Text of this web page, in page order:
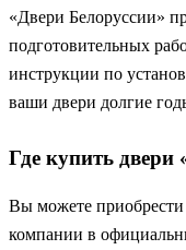
«Двери Белоруссии»
подготовительных
инструкции по
ваши двери долгие
Где купить двери
Вы можете приобрести
компании в